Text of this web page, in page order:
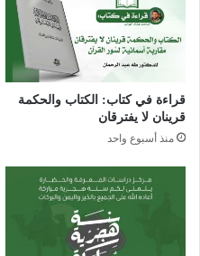
قراءة في كتاب: الكتاب والحكمة
قرينان لا يفترقان
منذ أسبوع واحد